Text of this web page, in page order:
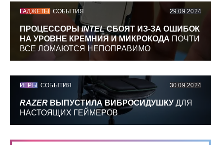
ГАДЖЕТЫ СОБЫТИЯ 29.09.2024
ПРОЦЕССОРЫINTELСБОЯТ ИЗ-ЗА ОШИБОК
НА УРОВНЕ КРЕМНИЯ И МИКРОКОДА ПОЧТИ
ВСЕ ЛОМАЮТСЯ НЕПОПРАВИМО
ИГРЫ СОБЫТИЯ 30.09.2024
RAZER ВЫПУСТИЛА ВИБРОСИДУШКУ ДЛЯ
НАСТОЯЩИХ ГЕЙМЕРОВ